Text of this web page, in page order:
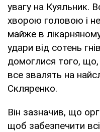
увагу на Куяльник.
хворою головою і
майже в
удари від сотень
домоглися того, що,
все звалять на
Скляренко.
Він зазначив, що
щоб забезпечити